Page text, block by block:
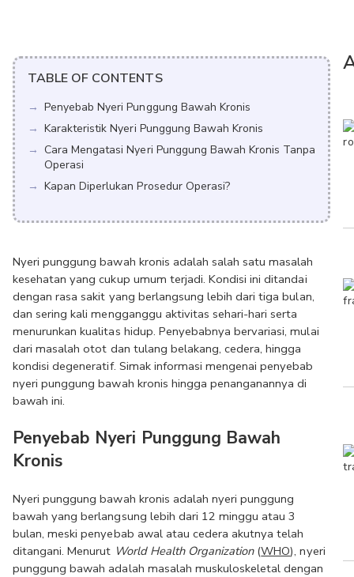
TABLE OF CONTENTS
Penyebab Nyeri Punggung Bawah Kronis
Karakteristik Nyeri Punggung Bawah Kronis
Cara Mengatasi Nyeri Punggung Bawah Kronis Tanpa
Operasi
Kapan Diperlukan Prosedur Operasi?
Nyeri punggung bawah kronis adalah salah satu masalah
kesehatan yang cukup umum terjadi. Kondisi ini ditandai
dengan rasa sakit yang berlangsung lebih dari tiga bulan,
dan sering kali mengganggu aktivitas sehari-hari serta
menurunkan kualitas hidup. Penyebabnya bervariasi, mulai
dari masalah otot dan tulang belakang, cedera, hingga
kondisi degeneratif. Simak informasi mengenai penyebab
nyeri punggung bawah kronis hingga penanganannya di
bawah ini.
Penyebab Nyeri Punggung Bawah
Kronis
Nyeri punggung bawah kronis adalah nyeri punggung
bawah yang berlangsung lebih dari 12 minggu atau 3
bulan, meski penyebab awal atau cedera akutnya telah
ditangani. Menurut World Health Organization (WHO), nyeri
punggung bawah adalah masalah muskuloskeletal dengan